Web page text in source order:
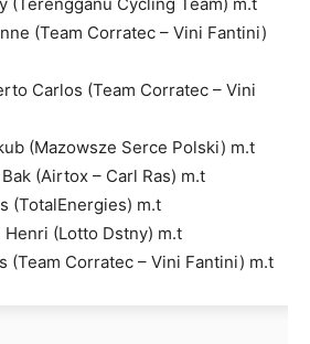
(Team Corratec – Vini Fantini)
Carlos (Team Corratec – Vini
(Mazowsze Serce Polski) m.t
(Airtox – Carl Ras) m.t
(TotalEnergies) m.t
Henri (Lotto Dstny) m.t
(Team Corratec – Vini Fantini) m.t